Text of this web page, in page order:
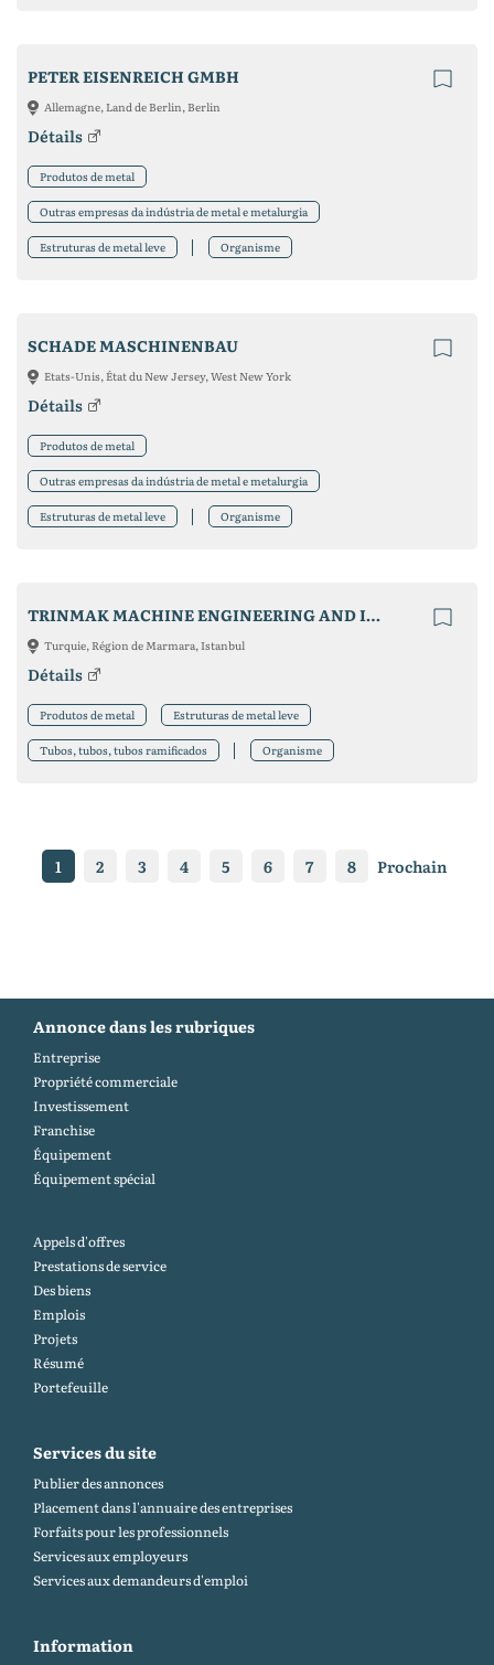
PETER EISENREICH GMBH
Allemagne, Land de Berlin, Berlin
Détails
Produtos de metal
Outras empresas da indústria de metal e metalurgia
Estruturas de metal leve Organisme
SCHADE MASCHINENBAU
Etats-Unis, État du New Jersey, West New York
Détails
Produtos de metal
Outras empresas da indústria de metal e metalurgia
Estruturas de metal leve Organisme
TRINMAK MACHINE ENGINEERING AND INFORMATION TECHNOLOGIES INDUSTRY
Turquie, Région de Marmara, Istanbul
Détails
Produtos de metal Estruturas de metal leve
Tubos, tubos, tubos ramificados Organisme
1 2 3 4 5 6 7 8 Prochain
Annonce dans les rubriques
Entreprise
Propriété commerciale
Investissement
Franchise
Équipement
Équipement spécial
Appels d'offres
Prestations de service
Des biens
Emplois
Projets
Résumé
Portefeuille
Services du site
Publier des annonces
Placement dans l'annuaire des entreprises
Forfaits pour les professionnels
Services aux employeurs
Services aux demandeurs d'emploi
Information